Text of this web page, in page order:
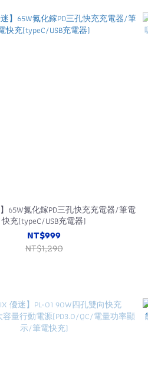
】65W氮化鎵PD三孔快充充電器/筆電
快充(typeC/USB充電器)
NT$999
NT$1,290